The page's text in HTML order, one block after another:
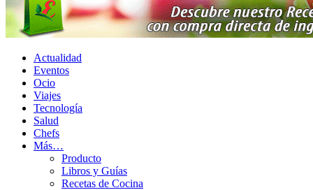
Actualidad
Eventos
Ocio
Viajes
Tecnología
Salud
Chefs
Más…
Producto
Libros y Guías
Recetas de Cocina